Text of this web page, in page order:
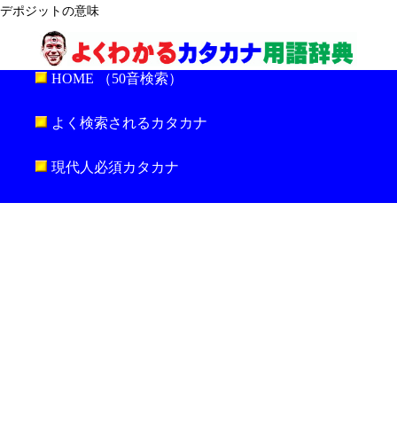
デポジットの意味
HOME （50音検索）
よく検索されるカタカナ
現代人必須カタカナ